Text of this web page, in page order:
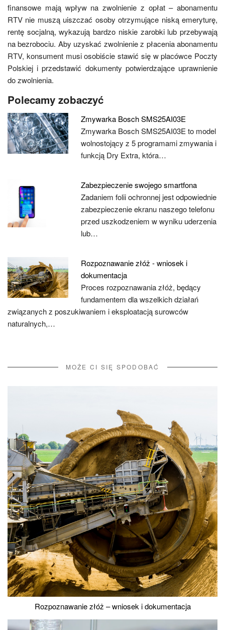
finansowe mają wpływ na zwolnienie z opłat – abonamentu
RTV nie muszą uiszczać osoby otrzymujące niską emeryturę,
rentę socjalną, wykazują bardzo niskie zarobki lub przebywają
na bezrobociu. Aby uzyskać zwolnienie z płacenia abonamentu
RTV, konsument musi osobiście stawić się w placówce Poczty
Polskiej i przedstawić dokumenty potwierdzające uprawnienie
do zwolnienia.
Polecamy zobaczyć
Zmywarka Bosch SMS25AI03E
Zmywarka Bosch SMS25AI03E to model
wolnostojący z 5 programami zmywania i
funkcją Dry Extra, która…
Zabezpieczenie swojego smartfona
Zadaniem folii ochronnej jest odpowiednie
zabezpieczenie ekranu naszego telefonu
przed uszkodzeniem w wyniku uderzenia
lub…
Rozpoznawanie złóż - wniosek i
dokumentacja
Proces rozpoznawania złóż, będący
fundamentem dla wszelkich działań
związanych z poszukiwaniem i eksploatacją surowców
naturalnych,…
MOŻE CI SIĘ SPODOBAĆ
Rozpoznawanie złóż – wniosek i dokumentacja